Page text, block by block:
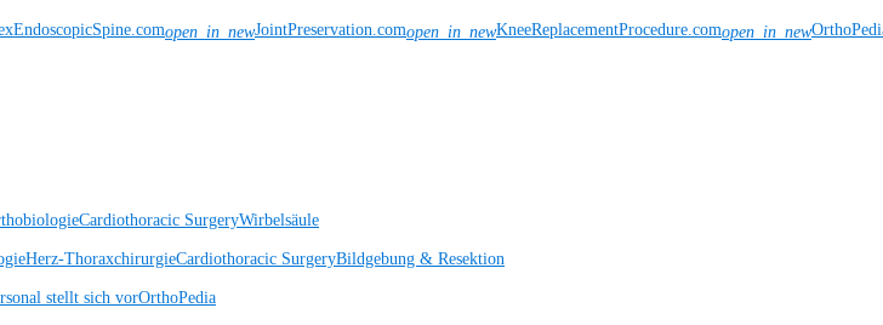
open_in_newJointPreservation.comopen_in_newKneeReplacementProcedure.comopen_in_new
Cardiothoracic SurgeryWirbelsäule
Herz-ThoraxchirurgieCardiothoracic SurgeryBildgebung & Resektion
stellt sich vorOrthoPedia